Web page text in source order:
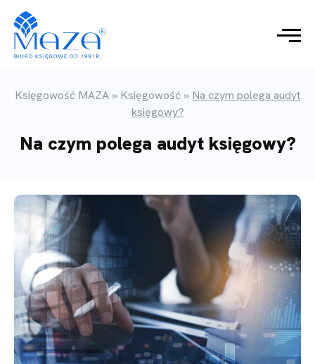
Księgowość MAZA » Księgowość » Na czym polega audyt
księgowy?
Na czym polega audyt księgowy?